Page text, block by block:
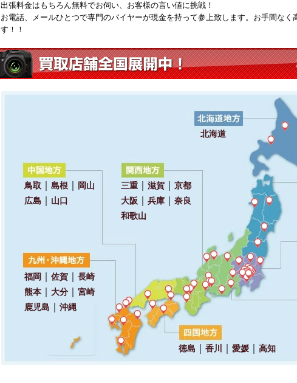
出張料金はもちろん無料でお伺い、お客様の言い値に挑戦！
お電話、メールひとつで専門のバイヤーが現金を持って参上致します。お手間なく
す！！